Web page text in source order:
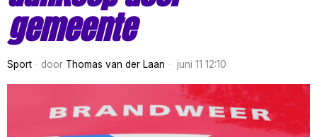
gemeente
Sport door Thomas van der Laan juni 11 12:10